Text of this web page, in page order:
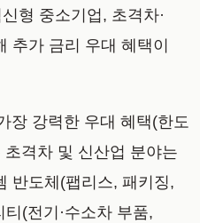
형 중소기업, 초격차·
추가 금리 우대 혜택이
장 강력한 우대 혜택(한도
격차 및 신산업 분야는
반도체(팹리스, 패키징,
(전기·수소차 부품,